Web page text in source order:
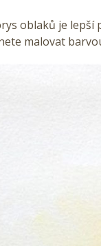
oblaků je
malovat